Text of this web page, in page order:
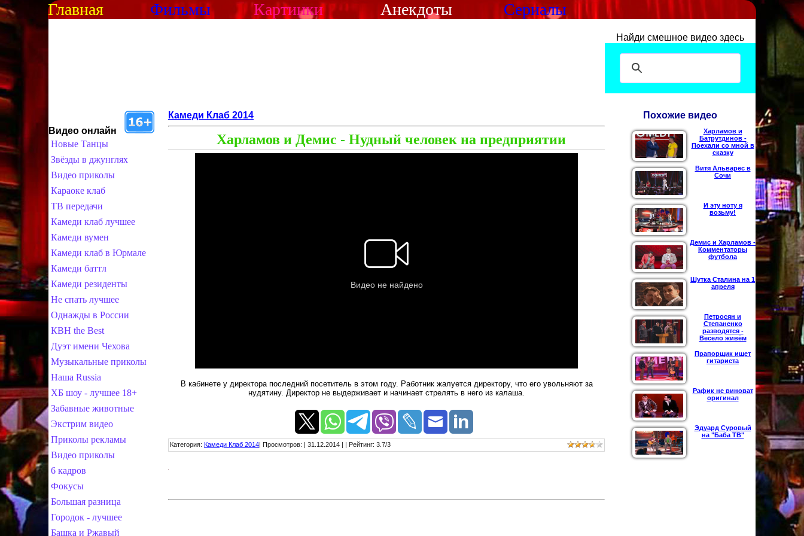
Главная Фильмы Картинки Анекдоты Сериалы
Найди смешное видео здесь
Видео онлайн
Новые Танцы
Звёзды в джунглях
Видео приколы
Караоке клаб
ТВ передачи
Камеди клаб лучшее
Камеди вумен
Камеди клаб в Юрмале
Камеди баттл
Камеди резиденты
Не спать лучшее
Однажды в России
КВН the Best
Дуэт имени Чехова
Музыкальные приколы
Наша Russia
ХБ шоу - лучшее 18+
Забавные животные
Экстрим видео
Приколы рекламы
Видео приколы
6 кадров
Фокусы
Большая разница
Городок - лучшее
Башка и Ржавый
Камеди Клаб 2014
Харламов и Демис - Нудный человек на предприятии
В кабинете у директора последний посетитель в этом году. Работник жалуется директору, что его увольняют за
нудятину. Директор не выдерживает и начинает стрелять в него из калаша.
Категория: Камеди Клаб 2014| Просмотров: | 31.12.2014 | | Рейтинг: 3.7/3
Похожие видео
Харламов и
Батрутдинов -
Поехали со мной в
сказку
Витя Альварес в
Сочи
И эту ноту я
возьму!
Демис и Харламов -
Комментаторы
футбола
Шутка Сталина на 1
апреля
Петросян и
Степаненко
разводятся -
Весело живём
Прапорщик ищет
гитариста
Рафик не виноват
оригинал
Эдуард Суровый
на "Баба ТВ"